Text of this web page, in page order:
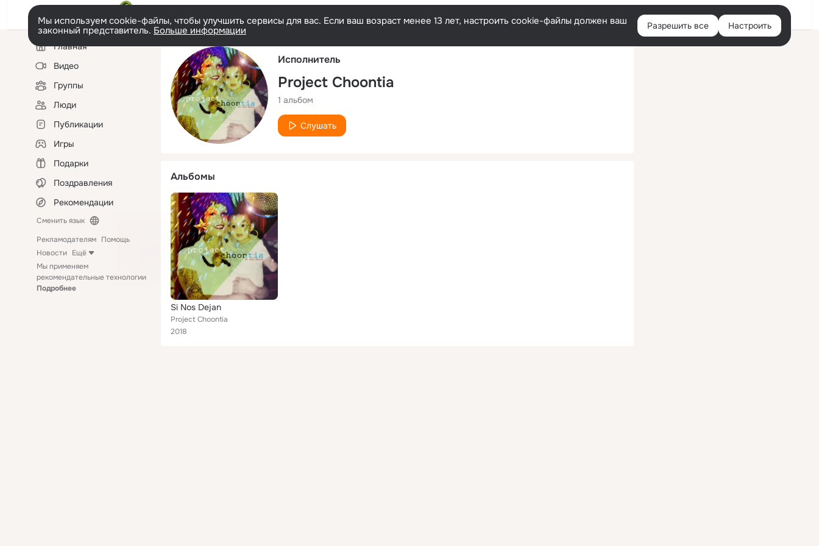
Русский Войти
Мы используем cookie-файлы, чтобы улучшить сервисы для вас. Если ваш возраст менее 13 лет, настроить cookie-файлы должен ваш
законный представитель. Больше информации Разрешить все Настроить
Левая
колонкаГлавная
Видео
Группы
Люди
Публикации
Игры
Подарки
Поздравления
Рекомендации
Сменить язык
Рекламодателям Помощь
Новости Ещё
Мы применяем
рекомендательные технологии
Подробнее
Исполнитель
Project Choontia
1 альбом
Слушать
Альбомы
Si Nos Dejan
Project Choontia
2018